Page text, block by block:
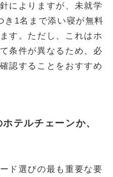
によりますが、未就学
き1名まで添い寝が無料
す。ただし、これはホ
条件が異なるため、必
認することをおすすめ
テルチェーンか、
ド選びの最も重要な要